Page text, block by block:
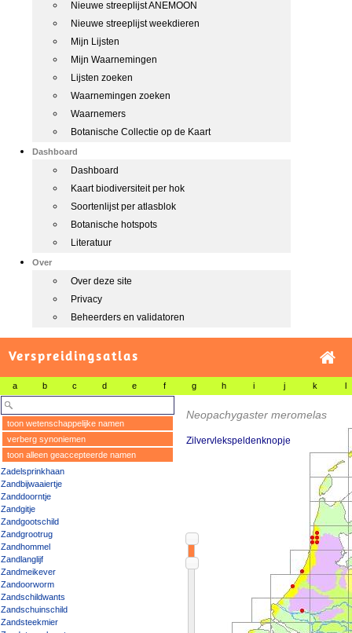
Nieuwe streeplijst ANEMOON
Nieuwe streeplijst weekdieren
Mijn Lijsten
Mijn Waarnemingen
Lijsten zoeken
Waarnemingen zoeken
Waarnemers
Botanische Collectie op de Kaart
Dashboard
Dashboard
Kaart biodiversiteit per hok
Soortenlijst per atlasblok
Botanische hotspots
Literatuur
Over
Over deze site
Privacy
Beheerders en validatoren
Verspreidingsatlas
a b c d e f g h i j k l
toon wetenschappelijke namen
verberg synoniemen
toon alleen geaccepteerde namen
Zadelsprinkhaan
Zandbijwaaiertje
Zanddoorntje
Zandgitje
Zandgootschild
Zandgrootrug
Zandhommel
Zandlanglijf
Zandmeikever
Zandoorworm
Zandschildwants
Zandschuinschild
Zandsteekmier
Neopachygaster meromelas
Zilvervlekspeldenknopje